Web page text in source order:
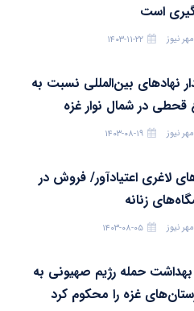
است
مهر نیوز ۱۴۰۳-۱۱-۲۲
نهادهای بین‌المللی نسبت به
قحطی در شمال نوار غزه
مهر نیوز ۱۴۰۳-۰۸-۱۹
لاغری اعتیادآور/ فروش در
زنانه
مهر نیوز ۱۴۰۳-۰۸-۰۵
بهداشت حمله رژیم صهیونی به
غزه را محکوم کرد